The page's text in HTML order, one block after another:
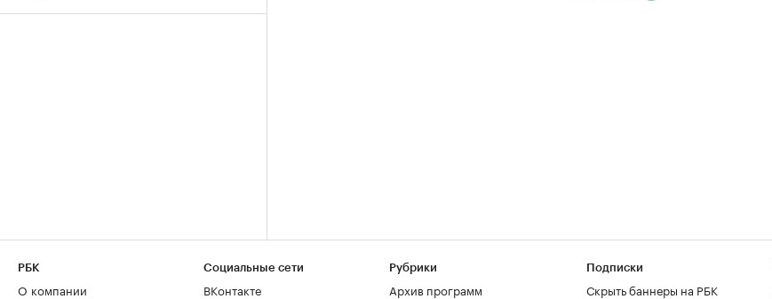
РБК
О компании
Социальные сети
ВКонтакте
Рубрики
Архив программ
Подписки
Скрыть баннеры на РБК